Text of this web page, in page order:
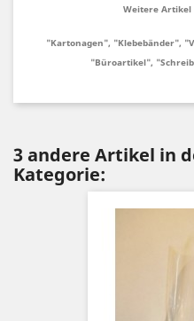
Weitere Artikel
"Kartonagen", "Klebebänder",
"Büroartikel",
3 andere Artikel in
Kategorie: